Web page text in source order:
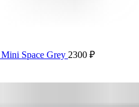
Space Grey 2300 ₽